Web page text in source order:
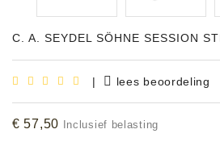
Shop
Bladmuziek
Accessoires
C. A. SEYDEL SÖHNE SESSION
| lees beoordeling
€ 57,50 Inclusief belasting